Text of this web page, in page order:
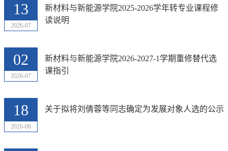
13
2026-07
新材料与新能源学院2025-2026学年转专业课程修
读说明
02
2026-07
新材料与新能源学院2026-2027-1学期重修替代选
课指引
18
2026-06
关于拟将刘倩蓉等同志确定为发展对象人选的公示